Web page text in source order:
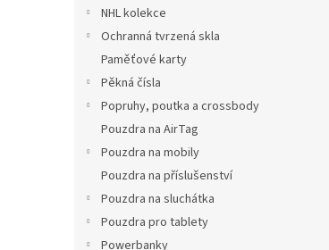
NHL kolekce
Ochranná tvrzená skla
Paměťové karty
Pěkná čísla
Popruhy, poutka a crossbody
Pouzdra na AirTag
Pouzdra na mobily
Pouzdra na příslušenství
Pouzdra na sluchátka
Pouzdra pro tablety
Powerbanky